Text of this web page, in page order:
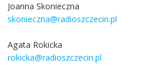
Joanna Skonieczna
skonieczna@radioszczecin.pl
Agata Rokicka
rokicka@radioszczecin.pl